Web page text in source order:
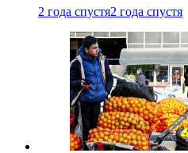
2 года спустя2 года спустя